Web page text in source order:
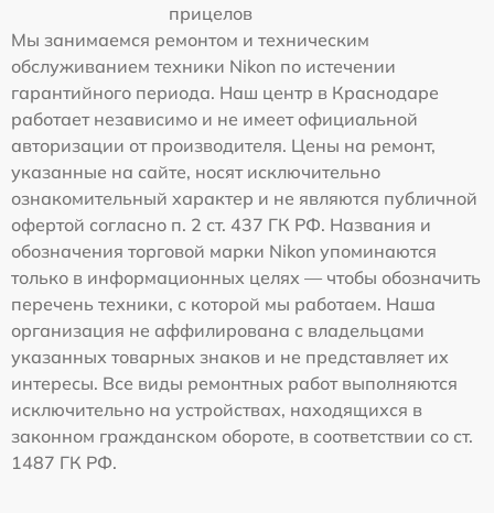
прицелов
Мы занимаемся ремонтом и техническим
обслуживанием техники Nikon по истечении
гарантийного периода. Наш центр в Краснодаре
работает независимо и не имеет официальной
авторизации от производителя. Цены на ремонт,
указанные на сайте, носят исключительно
ознакомительный характер и не являются публичной
офертой согласно п. 2 ст. 437 ГК РФ. Названия и
обозначения торговой марки Nikon упоминаются
только в информационных целях — чтобы обозначить
перечень техники, с которой мы работаем. Наша
организация не аффилирована с владельцами
указанных товарных знаков и не представляет их
интересы. Все виды ремонтных работ выполняются
исключительно на устройствах, находящихся в
законном гражданском обороте, в соответствии со ст.
1487 ГК РФ.